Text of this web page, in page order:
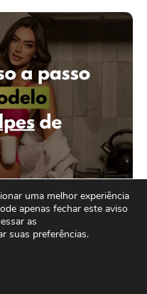
uma melhor experiência
apenas fechar este aviso
as
suas preferências.